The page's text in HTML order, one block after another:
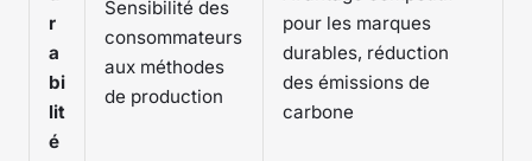
r
a
bi
lit
é
Sensibilité des
consommateurs
aux méthodes
de production
pour les marques
durables, réduction
des émissions de
carbone